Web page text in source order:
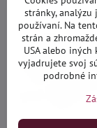
stránky,
používaní. Na
strán a
USA alebo
vyjadrujete svoj
podrobné